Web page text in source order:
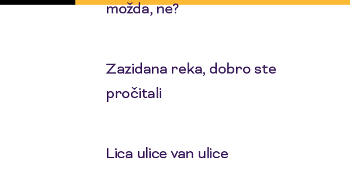
možda, ne?
Zazidana reka, dobro ste
pročitali
Lica ulice van ulice